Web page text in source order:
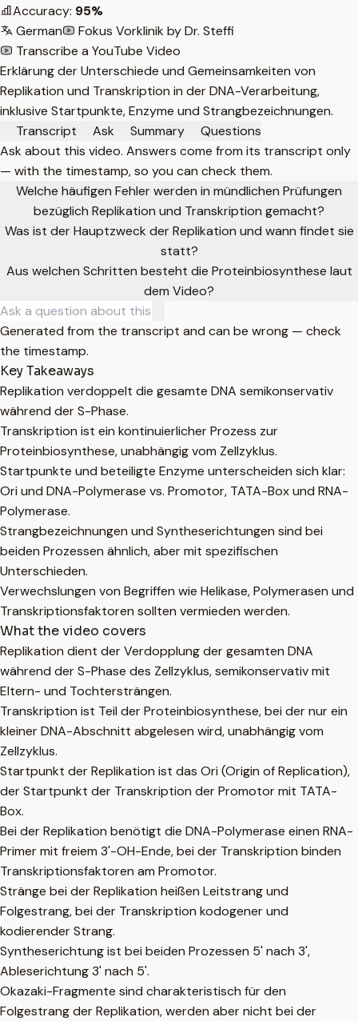
Accuracy: 95%
German
Fokus Vorklinik by Dr. Steffi
Transcribe a YouTube Video
Erklärung der Unterschiede und Gemeinsamkeiten von
Replikation und Transkription in der DNA-Verarbeitung,
inklusive Startpunkte, Enzyme und Strangbezeichnungen.
Transcript
Ask Summary
Questions
Ask about this video. Answers come from its transcript only
— with the timestamp, so you can check them.
Welche häufigen Fehler werden in mündlichen Prüfungen
bezüglich Replikation und Transkription gemacht?
Was ist der Hauptzweck der Replikation und wann findet sie
statt?
Aus welchen Schritten besteht die Proteinbiosynthese laut
dem Video?
Generated from the transcript and can be wrong — check
the timestamp.
Key Takeaways
Replikation verdoppelt die gesamte DNA semikonservativ
während der S-Phase.
Transkription ist ein kontinuierlicher Prozess zur
Proteinbiosynthese, unabhängig vom Zellzyklus.
Startpunkte und beteiligte Enzyme unterscheiden sich klar:
Ori und DNA-Polymerase vs. Promotor, TATA-Box und RNA-
Polymerase.
Strangbezeichnungen und Syntheserichtungen sind bei
beiden Prozessen ähnlich, aber mit spezifischen
Unterschieden.
Verwechslungen von Begriffen wie Helikase, Polymerasen und
Transkriptionsfaktoren sollten vermieden werden.
What the video covers
Replikation dient der Verdopplung der gesamten DNA
während der S-Phase des Zellzyklus, semikonservativ mit
Eltern- und Tochtersträngen.
Transkription ist Teil der Proteinbiosynthese, bei der nur ein
kleiner DNA-Abschnitt abgelesen wird, unabhängig vom
Zellzyklus.
Startpunkt der Replikation ist das Ori (Origin of Replication),
der Startpunkt der Transkription der Promotor mit TATA-
Box.
Bei der Replikation benötigt die DNA-Polymerase einen RNA-
Primer mit freiem 3'-OH-Ende, bei der Transkription binden
Transkriptionsfaktoren am Promotor.
Stränge bei der Replikation heißen Leitstrang und
Folgestrang, bei der Transkription kodogener und
kodierender Strang.
Syntheserichtung ist bei beiden Prozessen 5' nach 3',
Ableserichtung 3' nach 5'.
Okazaki-Fragmente sind charakteristisch für den
Folgestrang der Replikation, werden aber nicht bei der